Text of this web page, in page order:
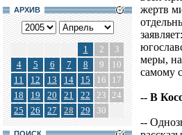
АРХИВ
1 2
3
4
5 6 7 8 9
10
11
12 13 14 15 16
17
18
19 20 21 22 23 24
25
26 27 28 29 30
жертв
меры,
самому
-- В
--